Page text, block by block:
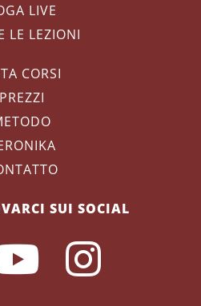
LIVE
LE LEZIONI
CORSI
PREZZI
SUI SOCIAL